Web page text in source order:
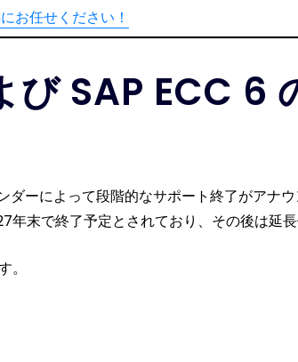
任せください！
SAP ECC 6
ーによって段階的なサポート終了がアナウ
末で終了予定とされており、その後は延